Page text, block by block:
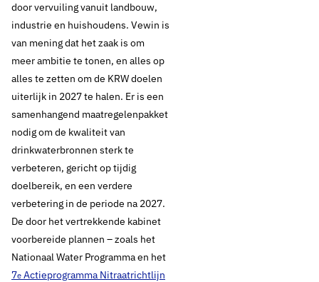
Europese Commissie:
huidige inzet
lidstaten
Kaderrichtlijn Water
is onvoldoende
Thema's:
Drinkwaterbronnen
Drinkwaterbronnen en landbouw
Drinkwaterbronnen en ondergrond
Drinkwaterbronnen en opkomende stoffen
door vervuiling vanuit landbouw,
industrie en huishoudens. Vewin is
van mening dat het zaak is om
meer ambitie te tonen, en alles op
alles te zetten om de KRW doelen
uiterlijk in 2027 te halen. Er is een
samenhangend maatregelenpakket
nodig om de kwaliteit van
drinkwaterbronnen sterk te
verbeteren, gericht op tijdig
doelbereik, en een verdere
verbetering in de periode na 2027.
De door het vertrekkende kabinet
voorbereide plannen – zoals het
Nationaal Water Programma en het
7e Actieprogramma Nitraatrichtlijn